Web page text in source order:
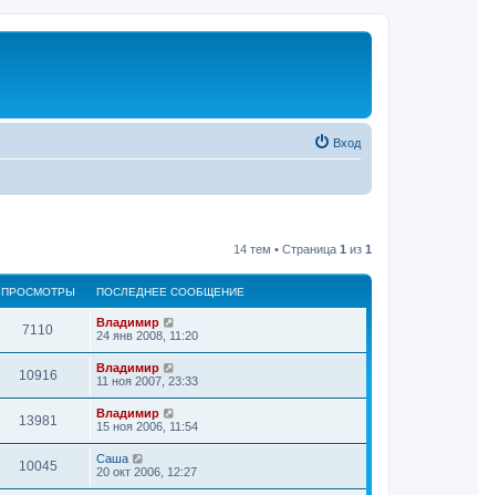
Вход
14 тем • Страница 1 из 1
ПРОСМОТРЫ ПОСЛЕДНЕЕ СООБЩЕНИЕ
7110
Владимир
24 янв 2008, 11:20
10916
Владимир
11 ноя 2007, 23:33
13981
Владимир
15 ноя 2006, 11:54
10045
Саша
20 окт 2006, 12:27